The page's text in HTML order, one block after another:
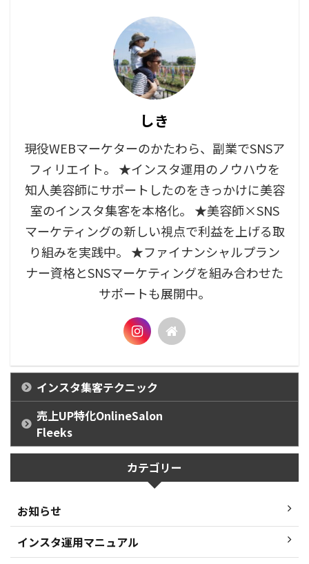
しき
現役WEBマーケターのかたわら、副業でSNSア
フィリエイト。 ★インスタ運用のノウハウを
知人美容師にサポートしたのをきっかけに美容
室のインスタ集客を本格化。 ★美容師×SNS
マーケティングの新しい視点で利益を上げる取
り組みを実践中。 ★ファイナンシャルプラン
ナー資格とSNSマーケティングを組み合わせた
サポートも展開中。
インスタ集客テクニック
売上UP特化OnlineSalon
Fleeks
カテゴリー
お知らせ
インスタ運用マニュアル